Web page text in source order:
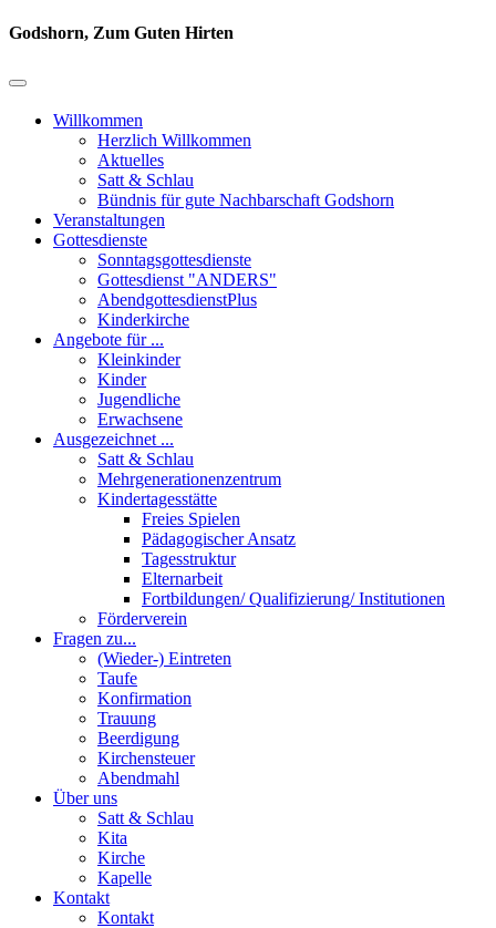
Godshorn, Zum Guten Hirten
Willkommen
Herzlich Willkommen
Aktuelles
Satt & Schlau
Bündnis für gute Nachbarschaft Godshorn
Veranstaltungen
Gottesdienste
Sonntagsgottesdienste
Gottesdienst "ANDERS"
AbendgottesdienstPlus
Kinderkirche
Angebote für ...
Kleinkinder
Kinder
Jugendliche
Erwachsene
Ausgezeichnet ...
Satt & Schlau
Mehrgenerationenzentrum
Kindertagesstätte
Freies Spielen
Pädagogischer Ansatz
Tagesstruktur
Elternarbeit
Fortbildungen/ Qualifizierung/ Institutionen
Förderverein
Fragen zu...
(Wieder-) Eintreten
Taufe
Konfirmation
Trauung
Beerdigung
Kirchensteuer
Abendmahl
Über uns
Satt & Schlau
Kita
Kirche
Kapelle
Kontakt
Kontakt